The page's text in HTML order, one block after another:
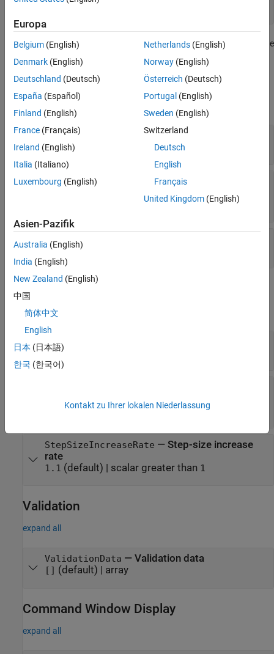
tunefisuses the Command Window display options only when the
Display property of a object is "tuningonly"
Method and Termination Conditions
OptimizationMethod —Optimization method
1(default) |
EpochNumber
Maximum number of training
positive integer
ErrorGoal
0 (default) |
Step Size
expand all
InitialStepSize
0.01
(default) |positive scalar less than
StepSizeIncreaseRate — Step-size increase
rate
1.1 (default) | scalar greater than 1
Validation
expand all
ValidationData — Validation data
[] (default) | array
Command Window Display
expand all
Europa
Belgium (English)
Denmark (English)
Deutschland (Deutsch)
España (Español)
Finland (English)
France (Français)
Ireland (English)
Italia (Italiano)
Luxembourg (English)
Netherlands(English)
Norway(English)
Österreich (Deutsch)
Portugal (English)
Sweden (English)
Switzerland
Deutsch
English
Français
United Kingdom(English)
Asien-Pazifik
Australia (English)
India (English)
New Zealand (English)
中国
简体中文
English
日本 (日本語)
한국 (한국어)
Kontakt zu Ihrer lokalen Niederlassung